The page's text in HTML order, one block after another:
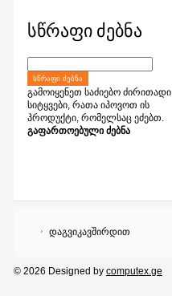
სწრაფი ძებნა
ᲡᲬᲠᲐᲤᲘ ᲫᲔᲑᲜᲐ
გამოიყენეთ საძიებო ძირითადი
სიტყვები, რათა იპოვოთ ის
პროდუქტი, რომელსაც ეძებთ.
გაფართოებული ძებნა
დაგვიკავშირდით
© 2026 Designed by computex.ge